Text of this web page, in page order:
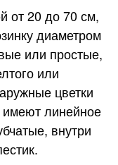
от 20 до 70 см,
диаметром
или простые,
или
цветки
имеют линейное
внутри